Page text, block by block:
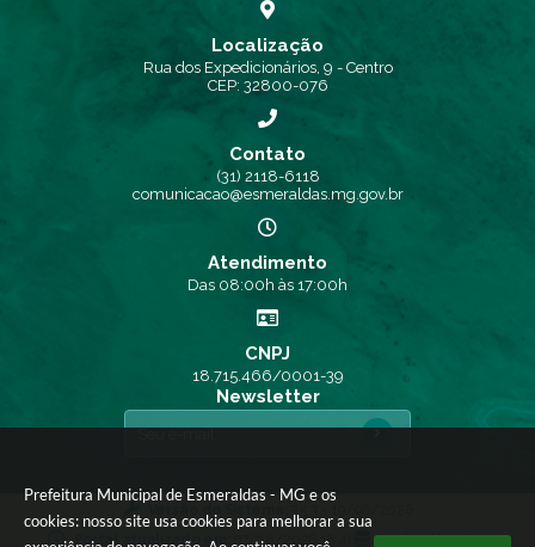
Prefeitura Municipal de Esmeraldas - MG e os
cookies: nosso site usa cookies para melhorar a sua
Localização
Rua dos Expedicionários, 9 - Centro
CEP: 32800-076
Contato
(31) 2118-6118
comunicacao@esmeraldas.mg.gov.br
Atendimento
Das 08:00h às 17:00h
CNPJ
18.715.466/0001-39
Newsletter
Portal atualizado em:
07/08/2026 16:46 Dados Abertos